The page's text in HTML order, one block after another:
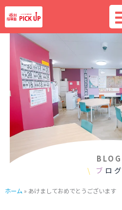
内
容
を
BLOG
\
ブ ログ
ホーム » あけましておめでとうございます